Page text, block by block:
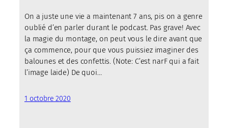
On a juste une vie a maintenant 7 ans, pis on a genre
oublié d’en parler durant le podcast. Pas grave! Avec
la magie du montage, on peut vous le dire avant que
ça commence, pour que vous puissiez imaginer des
balounes et des confettis. (Note: C’est narF qui a fait
l’image laide) De quoi…
1 octobre 2020